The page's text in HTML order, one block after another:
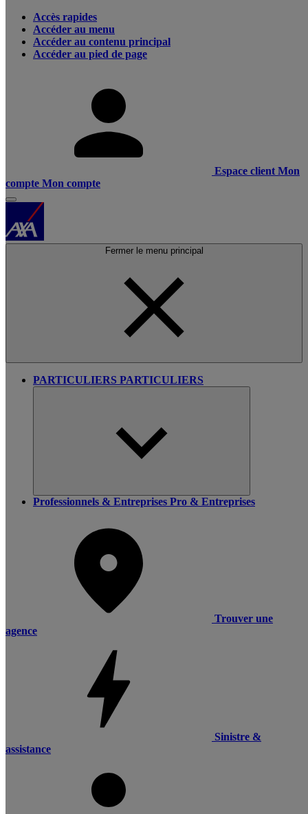
Accès rapides
Accéder au menu
Accéder au contenu principal
Accéder au pied de page
Espace client Mon
compte Mon compte
Fermer le menu principal
PARTICULIERS PARTICULIERS
Professionnels & Entreprises Pro & Entreprises
Trouver une
agence
Sinistre &
assistance